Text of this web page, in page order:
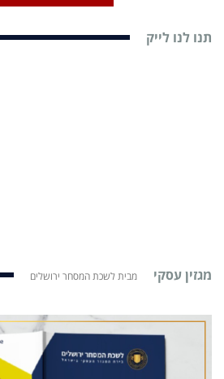
תנו לנו לייק
מגזין עסקי מבית לשכת המסחר ירושלים